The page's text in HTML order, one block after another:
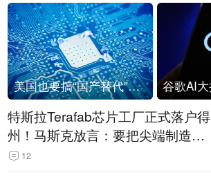
美国也要搞“国产替代”？先算清三笔账
特斯拉Terafab芯片工厂正式落户得
州！马斯克放言：要把尖端制造带
回美国
12